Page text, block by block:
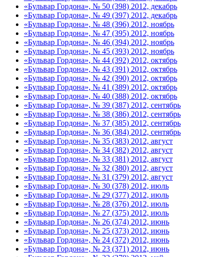
«Бульвар Гордона», № 50 (398) 2012, декабрь
«Бульвар Гордона», № 49 (397) 2012, декабрь
«Бульвар Гордона», № 48 (396) 2012, ноябрь
«Бульвар Гордона», № 47 (395) 2012, ноябрь
«Бульвар Гордона», № 46 (394) 2012, ноябрь
«Бульвар Гордона», № 45 (393) 2012, ноябрь
«Бульвар Гордона», № 44 (392) 2012, октябрь
«Бульвар Гордона», № 43 (391) 2012, октябрь
«Бульвар Гордона», № 42 (390) 2012, октябрь
«Бульвар Гордона», № 41 (389) 2012, октябрь
«Бульвар Гордона», № 40 (388) 2012, октябрь
«Бульвар Гордона», № 39 (387) 2012, сентябрь
«Бульвар Гордона», № 38 (386) 2012, сентябрь
«Бульвар Гордона», № 37 (385) 2012, сентябрь
«Бульвар Гордона», № 36 (384) 2012, сентябрь
«Бульвар Гордона», № 35 (383) 2012, август
«Бульвар Гордона», № 34 (382) 2012, август
«Бульвар Гордона», № 33 (381) 2012, август
«Бульвар Гордона», № 32 (380) 2012, август
«Бульвар Гордона», № 31 (379) 2012, август
«Бульвар Гордона», № 30 (378) 2012, июль
«Бульвар Гордона», № 29 (377) 2012, июль
«Бульвар Гордона», № 28 (376) 2012, июль
«Бульвар Гордона», № 27 (375) 2012, июль
«Бульвар Гордона», № 26 (374) 2012, июнь
«Бульвар Гордона», № 25 (373) 2012, июнь
«Бульвар Гордона», № 24 (372) 2012, июнь
«Бульвар Гордона», № 23 (371) 2012, июнь